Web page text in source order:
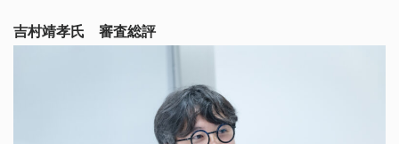
吉村靖孝氏 審査総評